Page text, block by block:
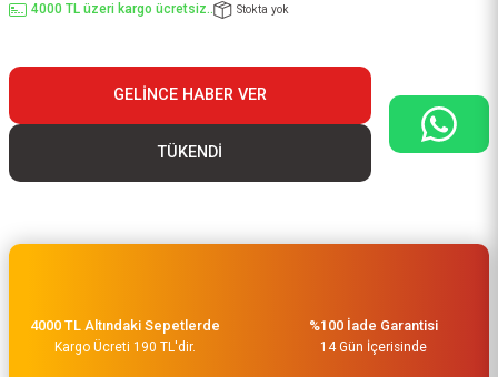
4000 TL üzeri kargo ücretsiz..
Stokta yok
GELINCE HABER VER
TÜKENDİ
4000 TL Altındaki Sepetlerde
Kargo Ücreti 190 TL'dir.
%100 İade Garantisi
14 Gün İçerisinde